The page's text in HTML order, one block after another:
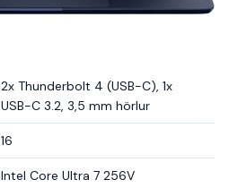
2x Thunderbolt 4 (USB-C), 1x
USB-C 3.2, 3,5 mm hörlur
16
Intel Core Ultra 7 256V